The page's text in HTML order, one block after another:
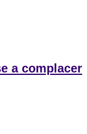
a complacer